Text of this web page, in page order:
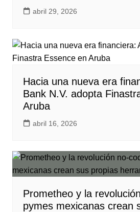
abril 29, 2026
Hacia una nueva era
Bank N.V. adopta
Aruba
abril 16, 2026
Prometheo y la
pymes mexicanas crean